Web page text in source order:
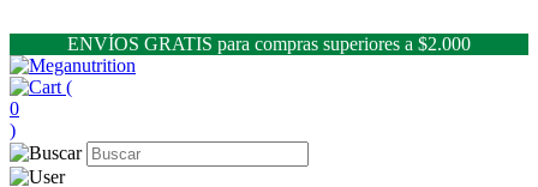
ENVÍOS GRATIS para compras superiores a $2.000
(
0
)